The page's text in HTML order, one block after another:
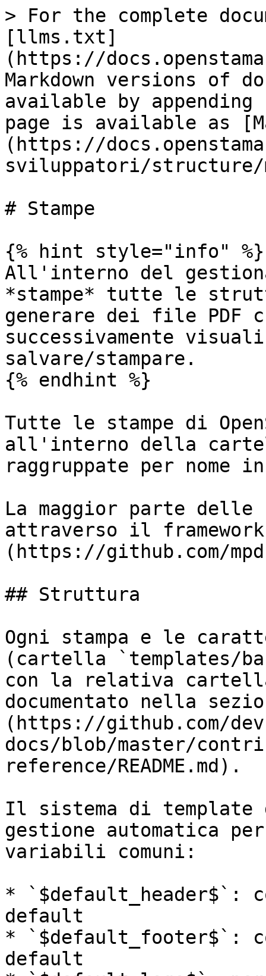
> For the complete
[llms.txt]
(https://
Markdown versions of
available by
page is available as
(https://
sviluppatori/structure/
# Stampe
{% hint style="info" %}
All'interno del
*stampe* tutte le
generare dei file PDF
successivamente
salvare/stampare.
{% endhint %}
Tutte le stampe di
all'interno della
raggruppate per
La maggior parte delle
attraverso il framework
(https://github.com/
## Struttura
Ogni stampa e le
(cartella `templates/
con la relativa
documentato nella
(https://github.com/
docs/blob/master/
reference/README.md).
Il sistema di template
gestione automatica
variabili comuni:
* `$default_header$`:
default
* `$default_footer$`:
default